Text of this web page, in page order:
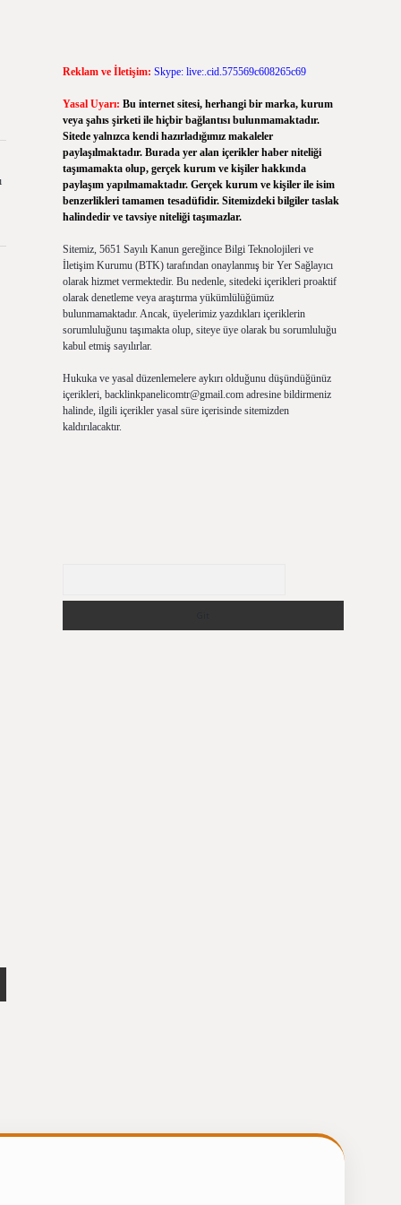
Reklam ve İletişim: Skype: live:.cid.575569c608265c69
Yasal Uyarı: Bu internet sitesi, herhangi bir marka, kurum
veya şahıs şirketi ile hiçbir bağlantısı bulunmamaktadır.
Sitede yalnızca kendi hazırladığımız makaleler
paylaşılmaktadır. Burada yer alan içerikler haber niteliği
taşımamakta olup, gerçek kurum ve kişiler hakkında
paylaşım yapılmamaktadır. Gerçek kurum ve kişiler ile isim
benzerlikleri tamamen tesadüfidir. Sitemizdeki bilgiler taslak
halindedir ve tavsiye niteliği taşımazlar.
Sitemiz, 5651 Sayılı Kanun gereğince Bilgi Teknolojileri ve
İletişim Kurumu (BTK) tarafından onaylanmış bir Yer Sağlayıcı
olarak hizmet vermektedir. Bu nedenle, sitedeki içerikleri proaktif
olarak denetleme veya araştırma yükümlülüğümüz
bulunmamaktadır. Ancak, üyelerimiz yazdıkları içeriklerin
sorumluluğunu taşımakta olup, siteye üye olarak bu sorumluluğu
kabul etmiş sayılırlar.
Hukuka ve yasal düzenlemelere aykırı olduğunu düşündüğünüz
içerikleri, backlinkpanelicomtr@gmail.comadresine bildirmeniz
halinde, ilgili içerikler yasal süre içerisinde sitemizden
kaldırılacaktır.